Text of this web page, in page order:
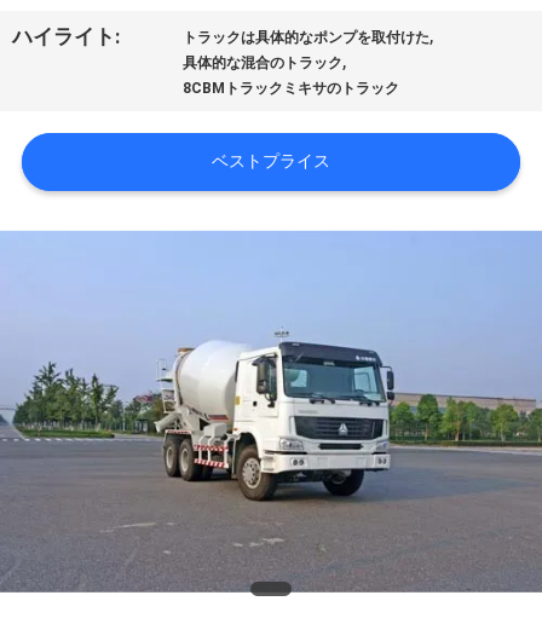
場
品
私
連
ハイライト: トラックは具体的なポンプを取付けた,
具体的な混合のトラック,
8CBMトラックミキサのトラック
ベストプライス